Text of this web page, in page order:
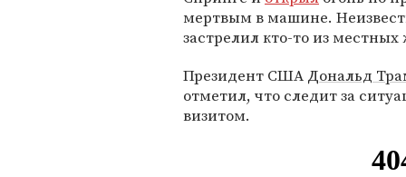
мертвым в машине.
застрелил кто-то из
Президент США Дональд
отметил, что следит за
визитом.